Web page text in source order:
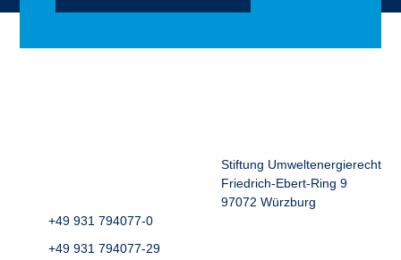
Stiftung Umweltenergierecht
Friedrich-Ebert-Ring 9
97072 Würzburg
+49 931 794077-0
+49 931 794077-29